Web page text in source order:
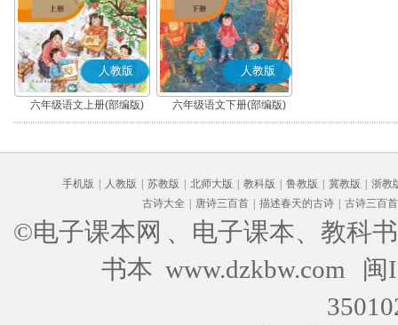
人教版
六年级语文上册(部编版)
人教版
六年级语文下册(部编版)
手机版 人教版 苏教版 北师大版 教科版 鲁教版 冀教版
浙教
古诗大全
唐诗三百首 描述春天的古诗 古诗三百首
©电子课本网 、电子课本、教科
书本 www.dzkbw.com
闽